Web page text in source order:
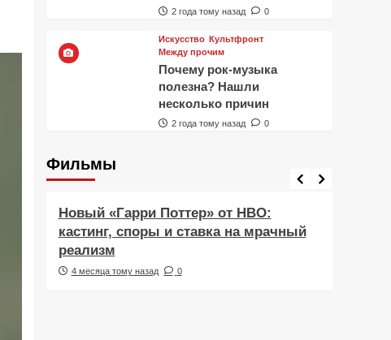
2 года тому назад 0
Искусство Культфронт
Между прочим
Почему рок-музыка
полезна? Нашли
несколько причин
2 года тому назад 0
Фильмы
Фильмы
Новый «Гарри Поттер» от HBO:
кастинг, споры и ставка на мрачный
реализм
4 месяца тому назад 0